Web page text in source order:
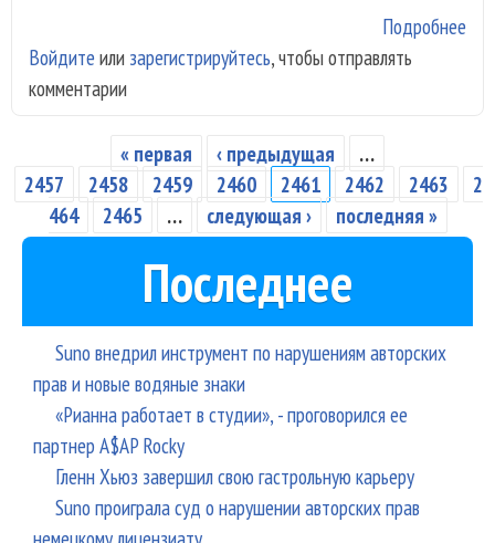
Подробнее
Войдите или зарегистрируйтесь, чтобы отправлять
комментарии
Страницы
« первая ‹ предыдущая
…
2457
2458 2459 2460 2461 2462 2463
2
464
2465 … следующая › последняя »
Последнее
Suno внедрил инструмент по нарушениям авторских
прав и новые водяные знаки
«Рианна работает в студии», - проговорился ее
партнер A$AP Rocky
Гленн Хьюз завершил свою гастрольную карьеру
Suno проиграла суд о нарушении авторских прав